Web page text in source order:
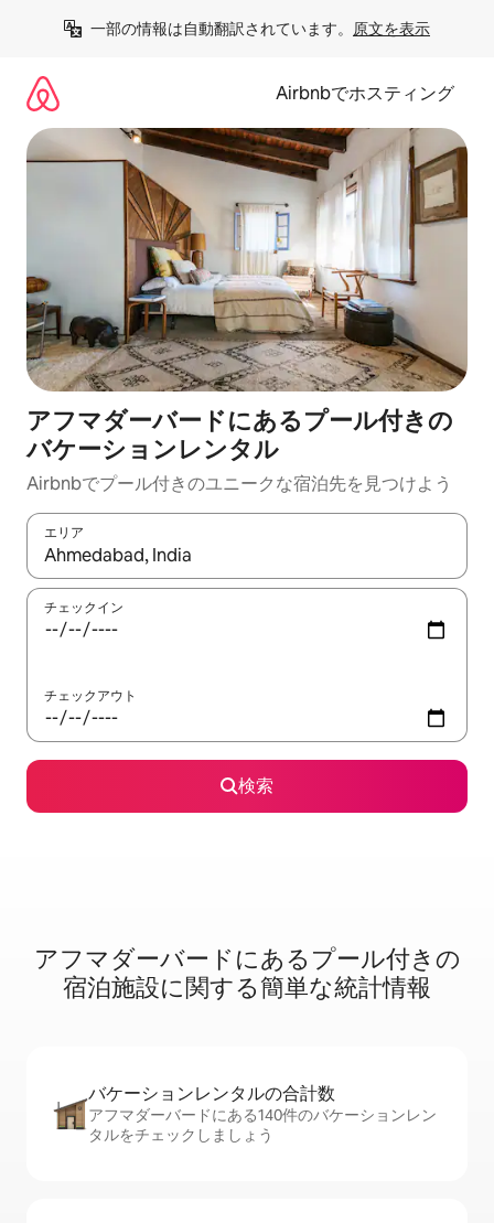
一部の情報は自動翻訳されています。 原文を表示
Airbnbでホスティング
アフマダーバードにあるプール付きの
バケーションレンタル
Airbnbでプール付きのユニークな宿泊先を見つけよう
エリア
検索結果が表示されたら、上下の矢印キーを使って移動するか
チェックイン
チェックアウト
検索
アフマダーバードに⁠あ⁠るプ⁠ー⁠ル⁠付⁠き⁠の
宿⁠泊⁠施⁠設⁠に関⁠す⁠る簡⁠単⁠な統⁠計⁠情⁠報
バケーションレ⁠ン⁠タ⁠ル⁠の合⁠計⁠数
アフマダーバードにある140件のバケーションレン
タルをチェックしましょう